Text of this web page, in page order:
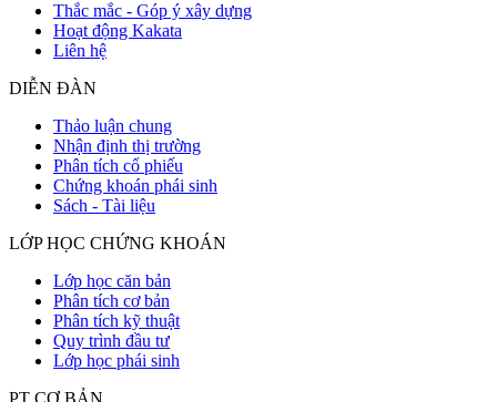
Thắc mắc - Góp ý xây dựng
Hoạt động Kakata
Liên hệ
DIỄN ĐÀN
Thảo luận chung
Nhận định thị trường
Phân tích cổ phiếu
Chứng khoán phái sinh
Sách - Tài liệu
LỚP HỌC CHỨNG KHOÁN
Lớp học căn bản
Phân tích cơ bản
Phân tích kỹ thuật
Quy trình đầu tư
Lớp học phái sinh
PT CƠ BẢN